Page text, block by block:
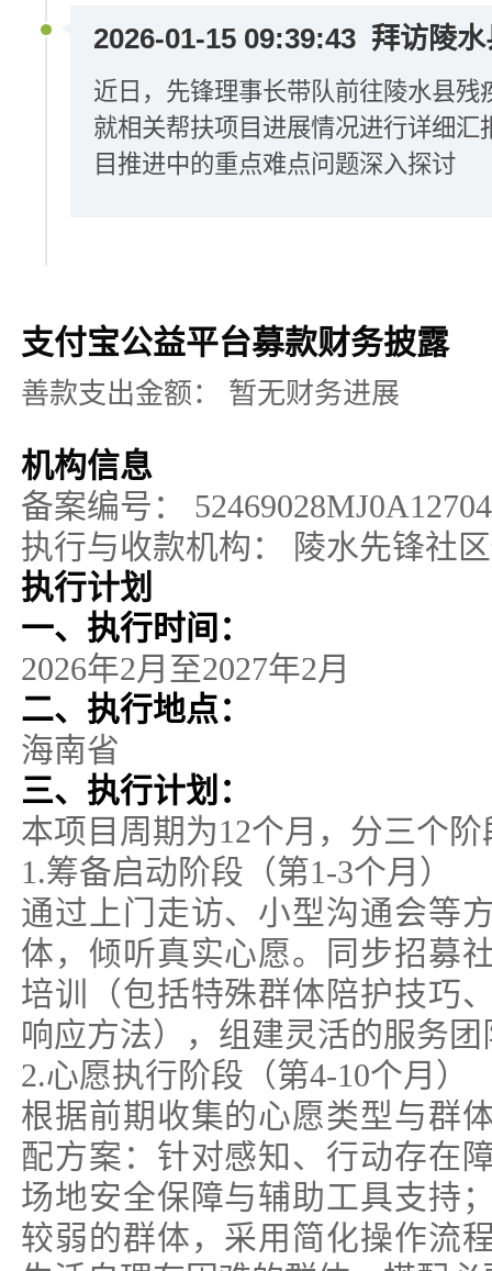
2026-01-15 09:39:43 拜访陵
近日，先锋理事长带队前往陵水县
就相关帮扶项目进展情况进行详细
目推进中的重点难点问题深入探讨
支付宝公益平台募款财务披露
善款支出金额： 暂无财务进展
机构信息
备案编号：
执行与收款机构：
陵水先锋社
执行计划
一、执行时间：
2026年2月至2027年2月
二、执行地点：
海南省
三、执行计划：
本项目周期为12个月，分三个阶
1.筹备启动阶段（第1-3个月）
通过上门走访、小型沟通会等
体，倾听真实心愿。同步招募
培训（包括特殊群体陪护技巧
响应方法），组建灵活的服务团
2.心愿执行阶段（第4-10个月）
根据前期收集的心愿类型与群
配方案：针对感知、行动存在
场地安全保障与辅助工具支持
较弱的群体，采用简化操作流